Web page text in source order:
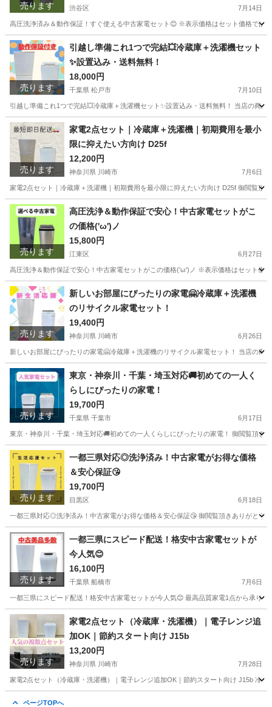
売ります 渋谷区 7月14日
高圧洗浄済み＆動作保証！すぐ使える中古家電セット😊 ※表示価格はセット価格では
東京 渋谷区 キッチン家電 神奈川 川崎市 キッチン家電
売ります
引越し準備これ1つで完結💥冷蔵庫＋洗濯機セット
✨設置込み・送料無料！
18,000円
千葉県 松戸市 7月10日
引越し準備これ1つで完結💥冷蔵庫＋洗濯機セット✨設置込み・送料無料！ 当店の商
千葉 松戸市 キッチン家電 PRR
売ります
家電2点セット｜冷蔵庫＋洗濯機｜初期費用を最小
限に抑えたい方向け D25f
12,200円
神奈川県 川崎市 7月6日
家電2点セット｜冷蔵庫＋洗濯機｜初期費用を最小限に抑えたい方向け D25f 御閲覧
神奈川 川崎市 キッチン家電 AQW
売ります
高圧洗浄＆動作保証で安心！中古家電セットがこ
の価格('ω')ノ
15,800円
江東区 6月27日
高圧洗浄＆動作保証で安心！中古家電セットがこの価格('ω')ノ ※表示価格はセット価
東京 江東区 キッチン家電 千葉 市川市 キッチン家電
HITACHI
売ります
新しいお部屋にぴったりの家電🤗冷蔵庫＋洗濯機
のリサイクル家電セット！
19,400円
神奈川県 川崎市 6月26日
新しいお部屋にぴったりの家電🤗冷蔵庫＋洗濯機のリサイクル家電セット！ 当店の
神奈川 川崎市 キッチン家電 AQW
売ります
東京・神奈川・千葉・埼玉対応🚚初めての一人く
らしにぴったりの家電！
19,700円
千葉県 千葉市 6月17日
東京・神奈川・千葉・埼玉対応🚚初めての一人くらしにぴったりの家電！ 御閲覧頂
千葉 千葉市 キッチン家電 IRSD
売ります
一都三県対応◎洗浄済み！中古家電がお得な価格
＆安心保証😘
19,700円
目黒区 6月18日
一都三県対応◎洗浄済み！中古家電がお得な価格＆安心保証😘 御閲覧頂きありがとう
東京 目黒区 キッチン家電 千葉 船橋市 キッチン家電
AQR
売ります
一都三県にスピード配送！格安中古家電セットが
今人気😊
16,100円
千葉県 船橋市 7月6日
一都三県にスピード配送！格安中古家電セットが今人気😊 最高品質家電1点から承り
千葉 船橋市 生活家電 HITACHI
売ります
家電2点セット（冷蔵庫・洗濯機）｜電子レンジ追
加OK｜節約スタート向け J15b
13,200円
神奈川県 川崎市 7月28日
家電2点セット（冷蔵庫・洗濯機）｜電子レンジ追加OK｜節約スタート向け J15b 冷
ページTOPへ